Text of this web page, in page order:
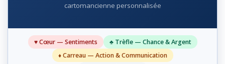
cartomancienne personnalisée
♥ Cœur — Sentiments
♣ Trèfle — Chance & Argent
♦ Carreau — Action & Communication